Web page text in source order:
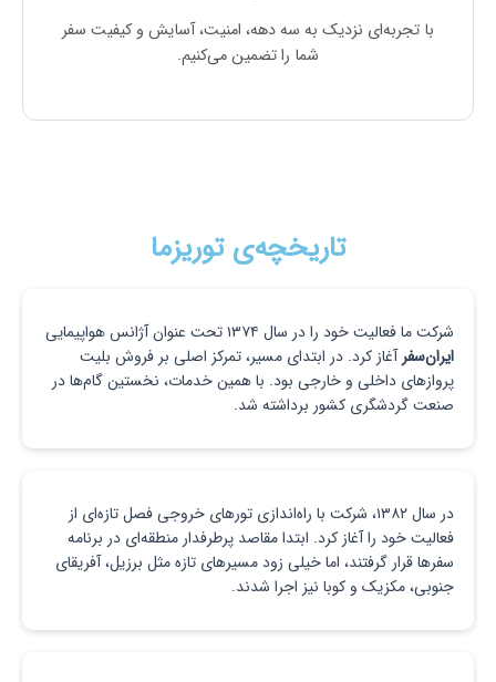
با تجربه‌ای نزدیک به سه دهه، امنیت، آسایش و کیفیت سفر
شما را تضمین می‌کنیم.
تاریخچه‌ی توریزما
شرکت ما فعالیت خود را در سال ۱۳۷۴ تحت عنوان آژانس هواپیمایی
ایران‌سفرآغاز کرد. در ابتدای مسیر، تمرکز اصلی بر فروش بلیت
پروازهای داخلی و خارجی بود. با همین خدمات، نخستین گام‌ها در
صنعت گردشگری کشور برداشته شد.
در سال ۱۳۸۲، شرکت با راه‌اندازی تورهای خروجی فصل تازه‌ای از
فعالیت خود را آغاز کرد. ابتدا مقاصد پرطرفدار منطقه‌ای در برنامه
سفرها قرار گرفتند، اما خیلی زود مسیرهای تازه مثل برزیل، آفریقای
جنوبی، مکزیک و کوبا نیز اجرا شدند.